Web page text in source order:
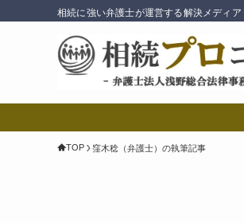
相続に強い弁護士が運営する解決メディア
TOP 窪木稔（弁護士）の執筆記事